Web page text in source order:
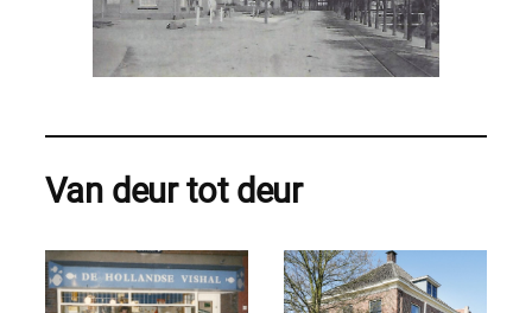
Van deur tot deur